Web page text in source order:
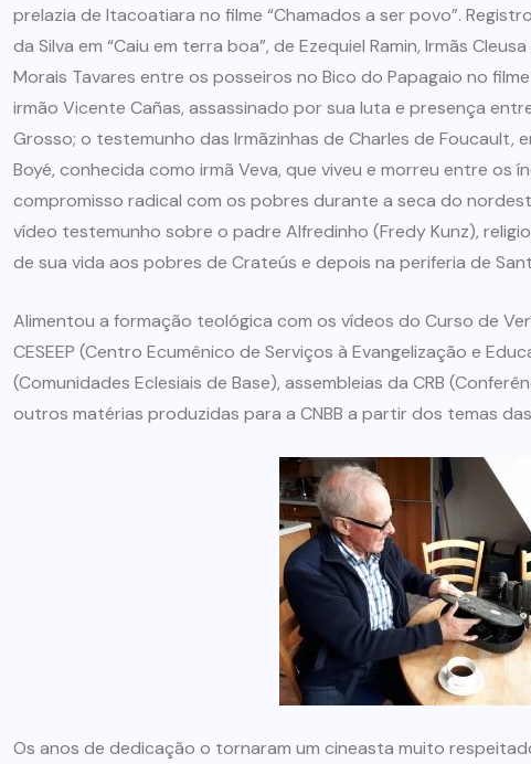
prelazia de Itacoatiara no filme “Chamados a ser povo”.
da Silva em “Caiu em terra boa”, de Ezequiel Ramin, Irmãs
Morais Tavares entre os posseiros no Bico do Papagaio no
irmão Vicente Cañas, assassinado por sua luta e presença
Grosso; o testemunho das Irmãzinhas de Charles de Foucault,
Boyé, conhecida como irmã Veva, que viveu e morreu entre os
compromisso radical com os pobres durante a seca do
vídeo testemunho sobre o padre Alfredinho (Fredy Kunz),
de sua vida aos pobres de Crateús e depois na periferia de
Alimentou a formação teológica com os vídeos do Curso de
CESEEP (Centro Ecumênico de Serviços à Evangelização e
(Comunidades Eclesiais de Base), assembleias da CRB
outros matérias produzidas para a CNBB a partir dos temas
Os anos de dedicação o tornaram um cineasta muito